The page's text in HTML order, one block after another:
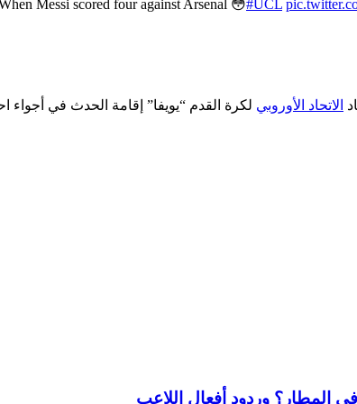
Messi scored four against Arsenal 😳#UCL
الاتحاد الأوروبي لكرة القدم “يويفا” إقامة الحدث في أجواء
المطار؟ وردود أفعال اللاعب